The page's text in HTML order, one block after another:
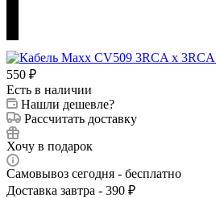
550 ₽
Есть в наличии
Нашли дешевле?
Рассчитать доставку
Хочу в подарок
Самовывоз сегодня - бесплатно
Доставка завтра - 390 ₽